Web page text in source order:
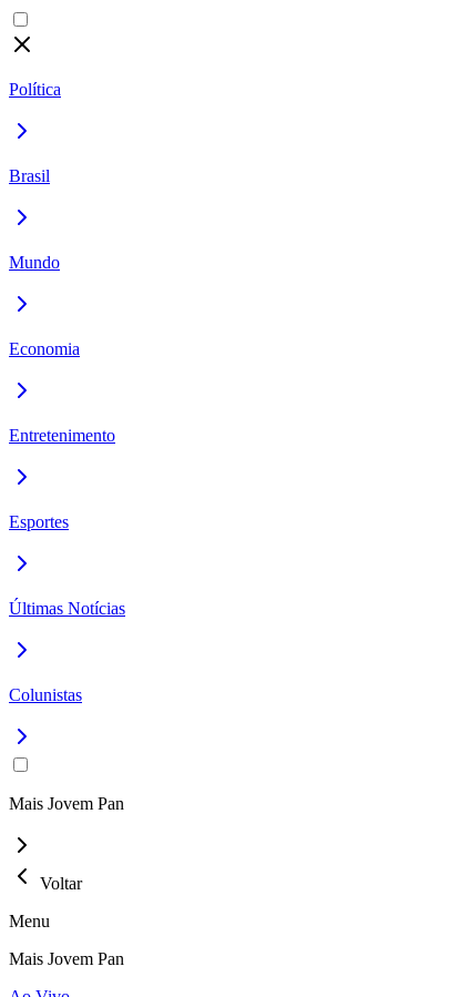
Política
Brasil
Mundo
Economia
Entretenimento
Esportes
Últimas Notícias
Colunistas
Mais Jovem Pan
Voltar
Menu
Mais Jovem Pan